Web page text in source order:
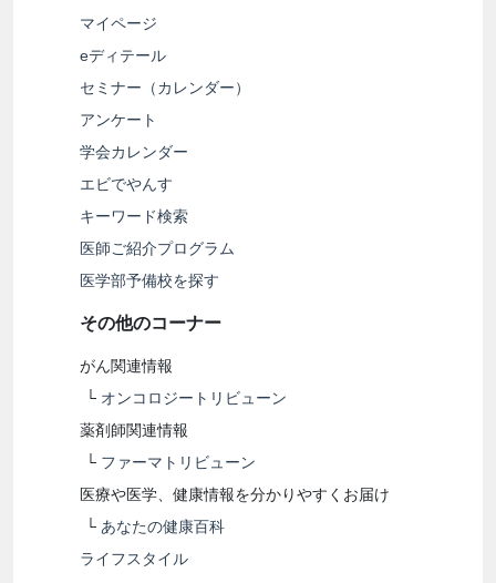
マイページ
eディテール
セミナー（カレンダー）
アンケート
学会カレンダー
エビでやんす
キーワード検索
医師ご紹介プログラム
医学部予備校を探す
その他のコーナー
がん関連情報
└ オンコロジートリビューン
薬剤師関連情報
└ ファーマトリビューン
医療や医学、健康情報を分かりやすくお届け
└ あなたの健康百科
ライフスタイル